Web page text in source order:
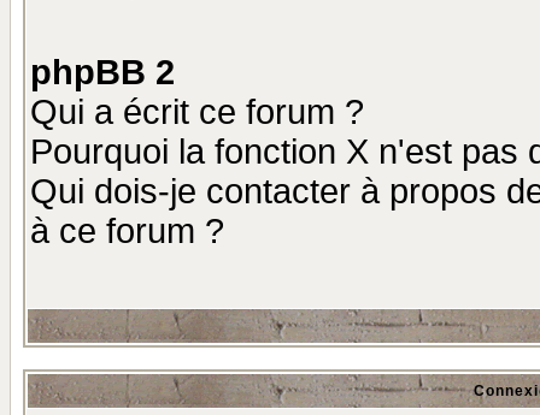
phpBB 2
Qui a écrit ce forum ?
Pourquoi la fonction X n'est pas
Qui dois-je contacter à propos
à ce forum ?